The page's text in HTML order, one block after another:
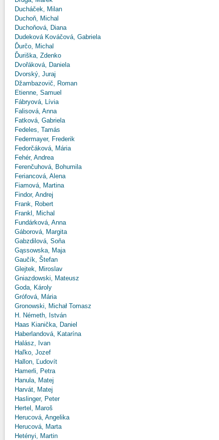
Ducháček, Milan
Duchoň, Michal
Duchoňová, Diana
Dudeková Kováčová, Gabriela
Ďurčo, Michal
Ďuriška, Zdenko
Dvořáková, Daniela
Dvorský, Juraj
Džambazovič, Roman
Etienne, Samuel
Fábryová, Lívia
Falisová, Anna
Fatková, Gabriela
Fedeles, Tamás
Federmayer, Frederik
Fedorčáková, Mária
Fehér, Andrea
Ferenčuhová, Bohumila
Feriancová, Alena
Fiamová, Martina
Findor, Andrej
Frank, Robert
Frankl, Michal
Fundárková, Anna
Gáborová, Margita
Gabzdilová, Soňa
Gąssowska, Maja
Gaučík, Štefan
Glejtek, Miroslav
Gniazdowski, Mateusz
Goda, Károly
Grófová, Mária
Gronowski, Michał Tomasz
H. Németh, István
Haas Kianička, Daniel
Haberlandová, Katarína
Halász, Ivan
Haľko, Jozef
Hallon, Ľudovít
Hamerli, Petra
Hanula, Matej
Harvát, Matej
Haslinger, Peter
Hertel, Maroš
Herucová, Angelika
Herucová, Marta
Hetényi, Martin